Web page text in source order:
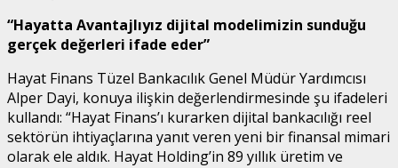
“Hayatta Avantajlıyız dijital modelimizin sunduğu
gerçek değerleri ifade eder”
Hayat Finans Tüzel Bankacılık Genel Müdür Yardımcısı
Alper Dayi, konuya ilişkin değerlendirmesinde şu ifadeleri
kullandı: “Hayat Finans’ı kurarken dijital bankacılığı reel
sektörün ihtiyaçlarına yanıt veren yeni bir finansal mimari
olarak ele aldık. Hayat Holding’in 89 yıllık üretim ve